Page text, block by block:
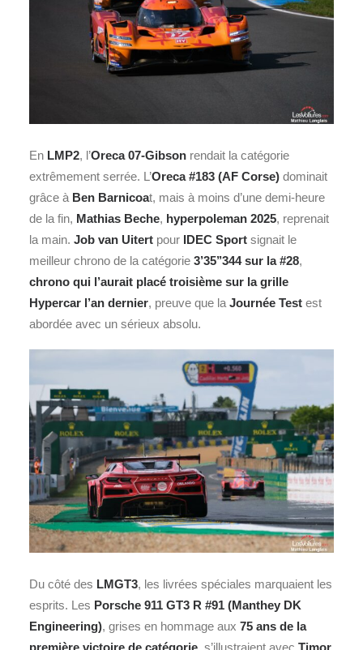
En LMP2, l’Oreca 07-Gibson rendait la catégorie
extrêmement serrée. L’Oreca #183 (AF Corse) dominait
grâce à Ben Barnicoat, mais à moins d’une demi-heure
de la fin, Mathias Beche, hyperpoleman 2025, reprenait
la main. Job van Uitert pour IDEC Sport signait le
meilleur chrono de la catégorie 3’35’’344 sur la #28,
chrono qui l’aurait placé troisième sur la grille
Hypercar l’an dernier, preuve que la Journée Test est
abordée avec un sérieux absolu.
Du côté des LMGT3, les livrées spéciales marquaient les
esprits. Les Porsche 911 GT3 R #91 (Manthey DK
Engineering), grises en hommage aux 75 ans de la
première victoire de catégorie , s’illustraient avec Timor